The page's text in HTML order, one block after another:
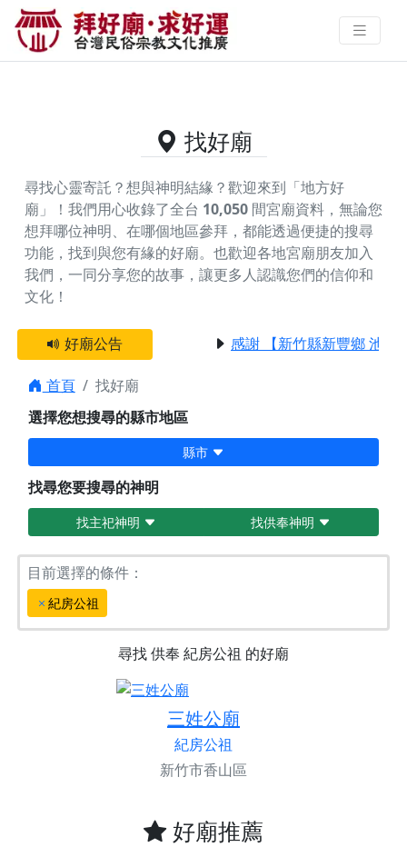
供奉紀房公祖的好廟資料｜拜好廟
求好運 找到與您有緣的信仰
找好廟
尋找心靈寄託？想與神明結緣？歡迎來到「地方好
廟」！我們用心收錄了全台 10,050 間宮廟資料，無論您
想拜哪位神明、在哪個地區參拜，都能透過便捷的搜尋
功能，找到與您有緣的好廟。 也歡迎各地宮廟朋友加入
我們，一同分享您的故事，讓更多人認識您們的信仰和
文化！
好廟公告 感謝 【新竹縣新豐鄉 池和
首頁
找好廟
選擇您想搜尋的縣市地區
縣市
找尋您要搜尋的神明
找主祀神明 找供奉神明
目前選擇的條件：
紀房公祖
尋找供奉 紀房公祖 的好廟
三姓公廟
紀房公祖
新竹市香山區
好廟推薦